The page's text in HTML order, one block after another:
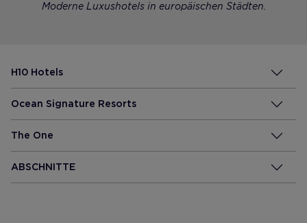
Moderne Luxushotels in europäischen Städten.
H10 Hotels
Ocean Signature Resorts
The One
ABSCHNITTE